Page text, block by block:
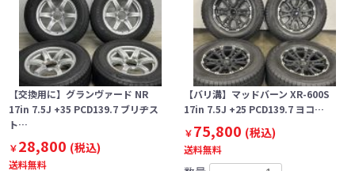
【交換用に】グランヴァード NR
17in 7.5J +35 PCD139.7 ブリヂス
ト…
￥28,800 (税込)
送料無料
【バリ溝】マッドバーン XR-600S
17in 7.5J +25 PCD139.7 ヨコ…
￥75,800 (税込)
送料無料